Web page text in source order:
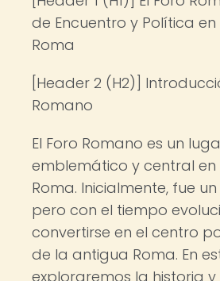
de Encuentro y Política
Roma
[Header 2 (H2)]
Romano
El Foro Romano es un
emblemático y central en
Roma. Inicialmente, fue
pero con el tiempo
convertirse en el centro
de la antigua Roma. En
exploraremos la historia y